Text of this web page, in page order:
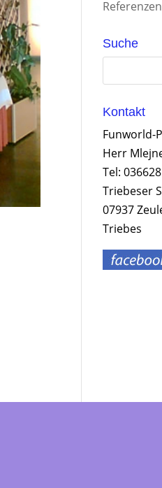
Referenzen
Suche
Kontakt
Funworld-
Herr
Tel:
Triebeser
07937
Triebes